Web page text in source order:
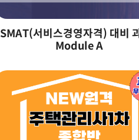
SMAT(서비스경영자격) 대비
Module A